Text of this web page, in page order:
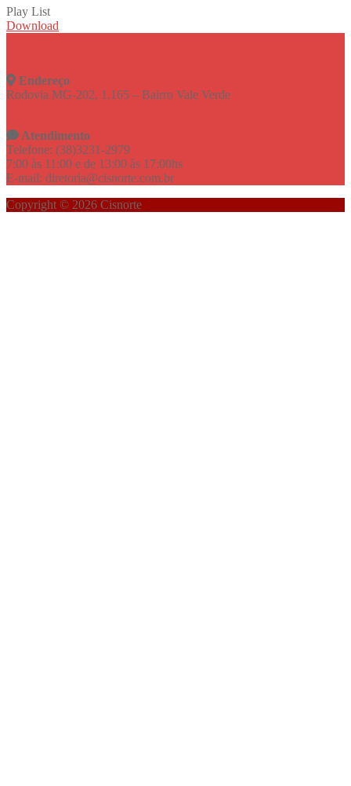
Play List
Download
Endereço
Rodovia MG-202, 1.165 – Bairro Vale Verde
Atendimento
Telefone: (38)3231-2979
7:00 às 11:00 e de 13:00 às 17:00hs
E-mail: diretoria@cisnorte.com.br
Copyright © 2026 Cisnorte